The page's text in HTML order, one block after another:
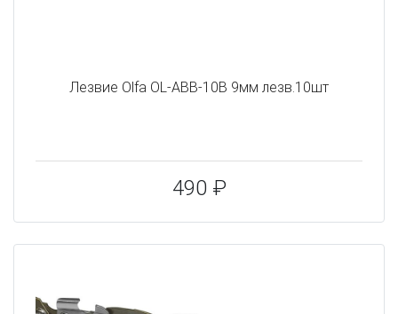
Лезвие Olfa OL-ABB-10B 9мм лезв.10шт
490 ₽